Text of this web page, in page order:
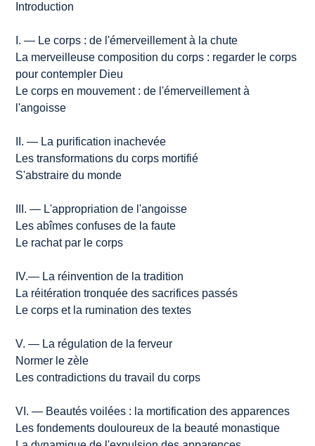
Introduction
I. — Le corps : de l'émerveillement à la chute
La merveilleuse composition du corps : regarder le corps
pour contempler Dieu
Le corps en mouvement : de l'émerveillement à
l'angoisse
II. — La purification inachevée
Les transformations du corps mortifié
S'abstraire du monde
III. — L'appropriation de l'angoisse
Les abîmes confuses de la faute
Le rachat par le corps
IV.— La réinvention de la tradition
La réitération tronquée des sacrifices passés
Le corps et la rumination des textes
V. — La régulation de la ferveur
Normer le zèle
Les contradictions du travail du corps
VI. — Beautés voilées : la mortification des apparences
Les fondements douloureux de la beauté monastique